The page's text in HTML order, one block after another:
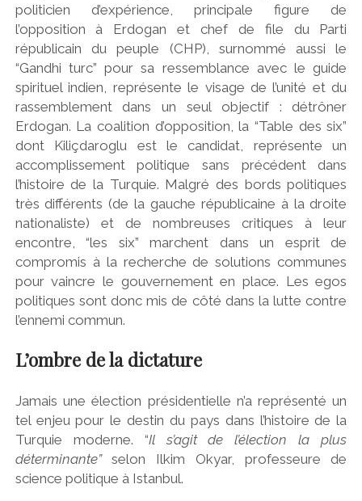
politicien d’expérience, principale figure de
l’opposition à Erdogan et chef de file du Parti
républicain du peuple (CHP), surnommé aussi le
“Gandhi turc” pour sa ressemblance avec le guide
spirituel indien, représente le visage de l’unité et du
rassemblement dans un seul objectif : détrôner
Erdogan. La coalition d’opposition, la “Table des six”
dont Kiliçdaroglu est le candidat, représente un
accomplissement politique sans précédent dans
l’histoire de la Turquie. Malgré des bords politiques
très différents (de la gauche républicaine à la droite
nationaliste) et de nombreuses critiques à leur
encontre, “les six” marchent dans un esprit de
compromis à la recherche de solutions communes
pour vaincre le gouvernement en place. Les egos
politiques sont donc mis de côté dans la lutte contre
l’ennemi commun.
L’ombre de la dictature
Jamais une élection présidentielle n’a représenté un
tel enjeu pour le destin du pays dans l’histoire de la
Turquie moderne. “Il s’agit de l’élection la plus
déterminante”selon Ilkim Okyar, professeure de
science politique à Istanbul.